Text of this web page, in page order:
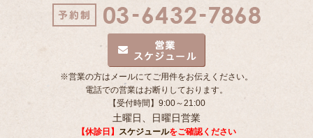
※営業の方はメールにてご用件をお伝えください。
電話での営業はお断りしております。
【受付時間】9:00～21:00
土曜日、日曜日営業
【休診日】 スケジュールをご確認ください